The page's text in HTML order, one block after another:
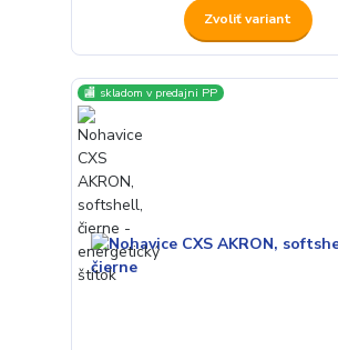
Zvoliť variant
🏬 skladom v predajni PP